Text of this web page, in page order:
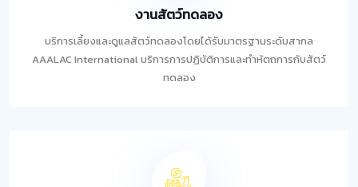
งานสัตว์ทดลอง
บริการเลี้ยงและดูแลสัตว์ทดลองโดยได้รับมาตรฐานระดับสากล
AAALAC International บริการการปฏิบัติการและทำหัตถการกับสัตว์
ทดลอง